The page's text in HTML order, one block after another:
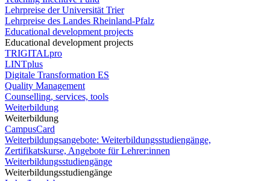
Lehrpreise der Universität Trier
Lehrpreise des Landes Rheinland-Pfalz
Educational development projects
Educational development projects
TRIGITALpro
LINTplus
Digitale Transformation ES
Quality Management
Counselling, services, tools
Weiterbildung
Weiterbildung
CampusCard
Weiterbildungsangebote: Weiterbildungsstudiengänge,
Zertifikatskurse, Angebote für Lehrer:innen
Weiterbildungsstudiengänge
Weiterbildungsstudiengänge